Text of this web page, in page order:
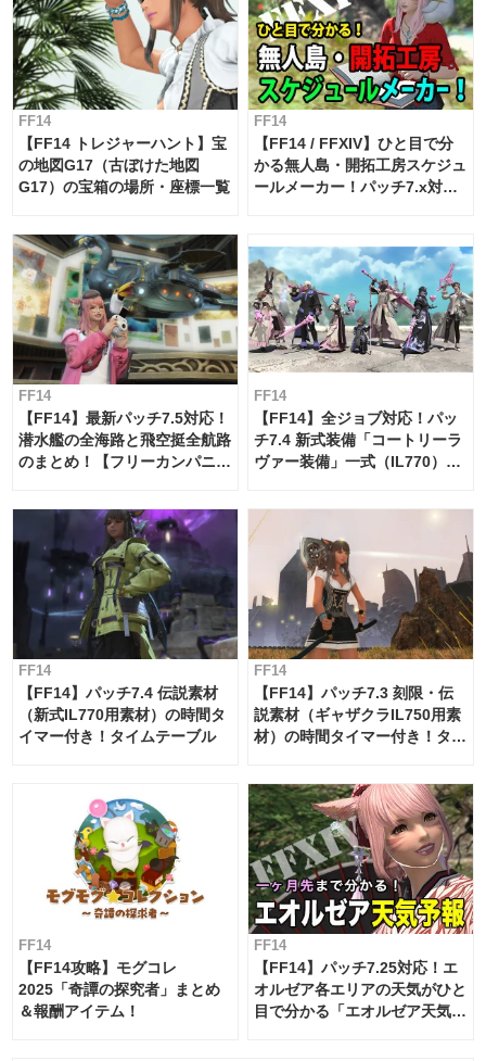
FF14
【FF14 トレジャーハント】宝
の地図G17（古ぼけた地図
G17）の宝箱の場所・座標一覧
FF14
【FF14 / FFXIV】ひと目で分
かる無人島・開拓工房スケジュ
ールメーカー！パッチ7.x対応
FF14
【FF14】最新パッチ7.5対応！
潜水艦の全海路と飛空挺全航路
のまとめ！【フリーカンパニ
FF14
【FF14】全ジョブ対応！パッ
チ7.4 新式装備「コートリーラ
ヴァー装備」一式（IL770）の
FF14
【FF14】パッチ7.4 伝説素材
（新式IL770用素材）の時間タ
イマー付き！タイムテーブル
FF14
【FF14】パッチ7.3 刻限・伝
説素材（ギャザクラIL750用素
材）の時間タイマー付き！タイ
FF14
【FF14攻略】モグコレ
2025「奇譚の探究者」まとめ
＆報酬アイテム！
FF14
【FF14】パッチ7.25対応！エ
オルゼア各エリアの天気がひと
目で分かる「エオルゼア天気予